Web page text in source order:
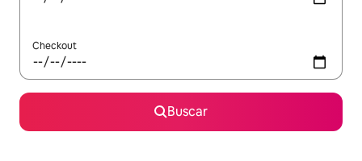
Checkout
Buscar